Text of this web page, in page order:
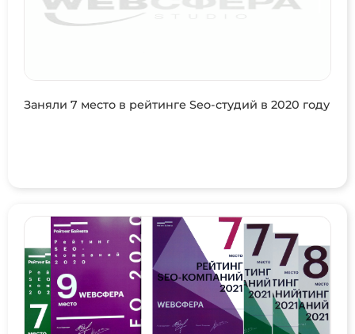
Заняли 7 место в рейтинге Seo-студий в 2020 году